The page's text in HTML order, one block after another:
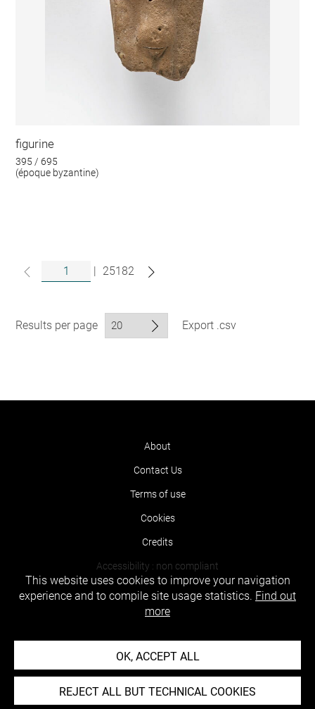
figurine
395 / 695
(époque byzantine)
| 25182
Results per page Export .csv
About
Contact Us
Terms of use
Cookies
Credits
Accessibility : non compliant
This website uses cookies to improve your navigation
experience and to compile site usage statistics. Find out
more
OK, ACCEPT ALL
REJECT ALL BUT TECHNICAL COOKIES